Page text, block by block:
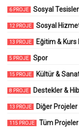
6 PROJE Sosyal Tesisler
12 PROJE Sosyal
13 PROJE Eğitim & Kurs
5 PROJE Spor
15 PROJE Kültür &
8 PROJE Destekler &
13 PROJE Diğer Projeler
115 PROJE Tüm Projeler